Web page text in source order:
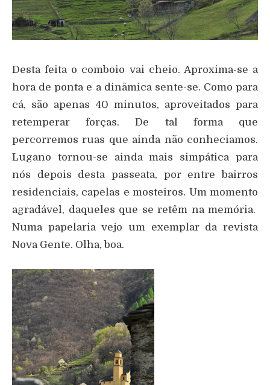
Desta feita o comboio vai cheio. Aproxima-se a
hora de ponta e a dinâmica sente-se. Como para
cá, são apenas 40 minutos, aproveitados para
retemperar forças. De tal forma que
percorremos ruas que ainda não conheciamos.
Lugano tornou-se ainda mais simpática para
nós depois desta passeata, por entre bairros
residenciais, capelas e mosteiros. Um momento
agradável, daqueles que se retêm na memória.
Numa papelaria vejo um exemplar da revista
Nova Gente. Olha, boa.